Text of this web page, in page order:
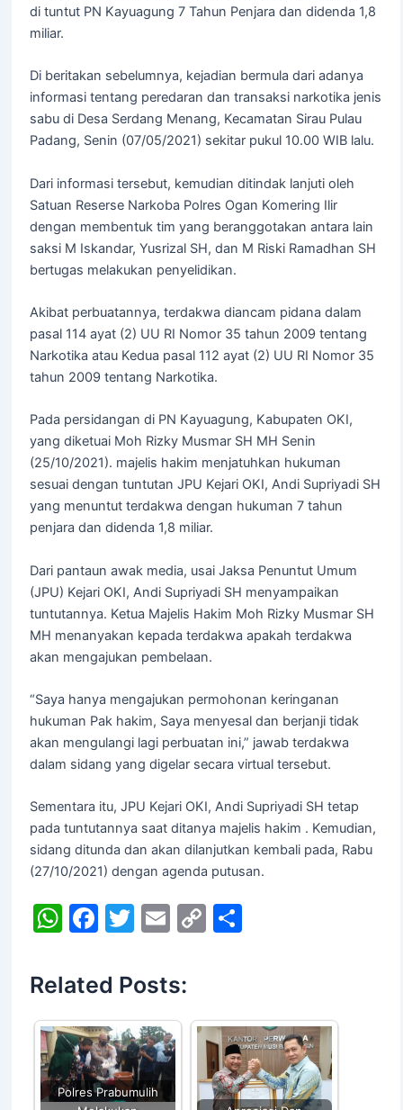
di tuntut PN Kayuagung 7 Tahun Penjara dan didenda 1,8
miliar.
Di beritakan sebelumnya, kejadian bermula dari adanya
informasi tentang peredaran dan transaksi narkotika jenis
sabu di Desa Serdang Menang, Kecamatan Sirau Pulau
Padang, Senin (07/05/2021) sekitar pukul 10.00 WIB lalu.
Dari informasi tersebut, kemudian ditindak lanjuti oleh
Satuan Reserse Narkoba Polres Ogan Komering Ilir
dengan membentuk tim yang beranggotakan antara lain
saksi M Iskandar, Yusrizal SH, dan M Riski Ramadhan SH
bertugas melakukan penyelidikan.
Akibat perbuatannya, terdakwa diancam pidana dalam
pasal 114 ayat (2) UU RI Nomor 35 tahun 2009 tentang
Narkotika atau Kedua pasal 112 ayat (2) UU RI Nomor 35
tahun 2009 tentang Narkotika.
Pada persidangan di PN Kayuagung, Kabupaten OKI,
yang diketuai Moh Rizky Musmar SH MH Senin
(25/10/2021). majelis hakim menjatuhkan hukuman
sesuai dengan tuntutan JPU Kejari OKI, Andi Supriyadi SH
yang menuntut terdakwa dengan hukuman 7 tahun
penjara dan didenda 1,8 miliar.
Dari pantaun awak media, usai Jaksa Penuntut Umum
(JPU) Kejari OKI, Andi Supriyadi SH menyampaikan
tuntutannya. Ketua Majelis Hakim Moh Rizky Musmar SH
MH menanyakan kepada terdakwa apakah terdakwa
akan mengajukan pembelaan.
“Saya hanya mengajukan permohonan keringanan
hukuman Pak hakim, Saya menyesal dan berjanji tidak
akan mengulangi lagi perbuatan ini,” jawab terdakwa
dalam sidang yang digelar secara virtual tersebut.
Sementara itu, JPU Kejari OKI, Andi Supriyadi SH tetap
pada tuntutannya saat ditanya majelis hakim . Kemudian,
sidang ditunda dan akan dilanjutkan kembali pada, Rabu
(27/10/2021) dengan agenda putusan.
W
at
s
A
p
p
F
c
e
b
o
o
T
itt
er
E
ai
l
C
Li
n
k
S
Related Posts:
Polres Prabumulih